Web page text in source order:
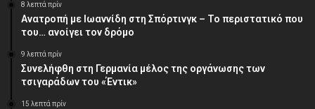
8 λεπτά πρίν
Ανατροπή με Ιωαννίδη στη Σπόρτινγκ – Το περιστατικό που
του… ανοίγει τον δρόμο
9 λεπτά πρίν
Συνελήφθη στη Γερμανία μέλος της οργάνωσης των
τσιγαράδων του «Έντικ»
15 λεπτά πρίν